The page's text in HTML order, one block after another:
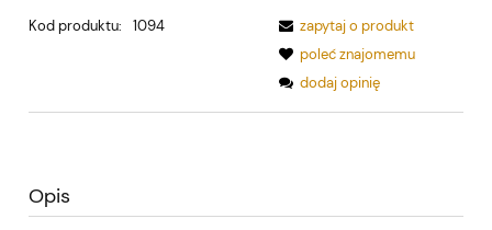
Kod produktu: 1094
zapytaj o produkt
poleć znajomemu
dodaj opinię
Opis